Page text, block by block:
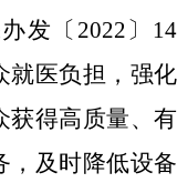
发〔2022〕14
就医负担，强化
获得高质量、有
，及时降低设备